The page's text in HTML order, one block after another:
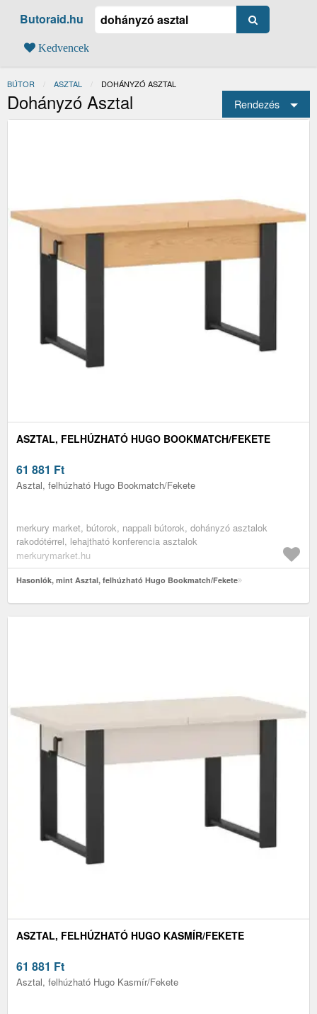
Butoraid.hu
Kedvencek
BÚTOR ASZTAL JELENLEGI:
DOHÁNYZÓ ASZTAL
Dohányzó Asztal Rendezés
ASZTAL, FELHÚZHATÓ HUGO BOOKMATCH/FEKETE
61 881 Ft
Asztal, felhúzható Hugo Bookmatch/Fekete
merkury market, bútorok, nappali bútorok, dohányzó asztalok
rakodótérrel, lehajtható konferencia asztalok
merkurymarket.hu
Hasonlók, mint Asztal, felhúzható Hugo Bookmatch/Fekete
ASZTAL, FELHÚZHATÓ HUGO KASMÍR/FEKETE
61 881 Ft
Asztal, felhúzható Hugo Kasmír/Fekete